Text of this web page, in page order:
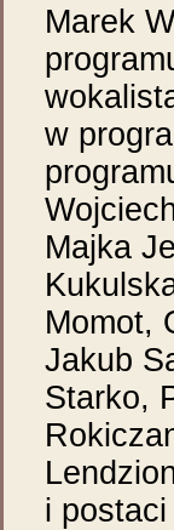
Marek
w
Majka
Momot,
Jakub
Starko,
i